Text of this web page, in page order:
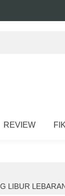
REVIEW
LIBUR